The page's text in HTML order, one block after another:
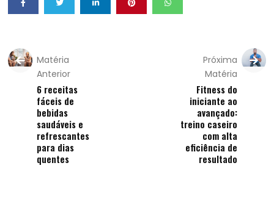
Matéria
Anterior
6 receitas
fáceis de
bebidas
saudáveis e
refrescantes
para dias
quentes
Próxima
Matéria
Fitness do
iniciante ao
avançado:
treino caseiro
com alta
eficiência de
resultado